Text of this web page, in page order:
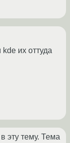
их оттуда
эту тему. Тема